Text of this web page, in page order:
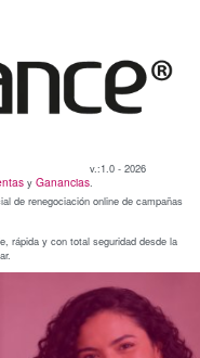
v.:1.0 - 2026
y Ganancias.
de renegociación online de campañas
rápida y con total seguridad desde la